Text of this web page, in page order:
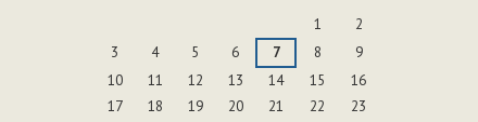
1
2
3
4 5 6 7 8
9
10
11 12 13 14 15
16
17
18 19 20 21 22
23